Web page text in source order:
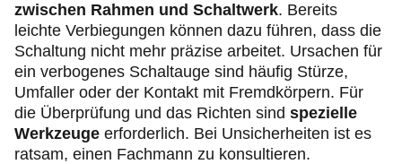
zwischen Rahmen und Schaltwerk. Bereits
leichte Verbiegungen können dazu führen, dass die
Schaltung nicht mehr präzise arbeitet. Ursachen für
ein verbogenes Schaltauge sind häufig Stürze,
Umfaller oder der Kontakt mit Fremdkörpern. Für
die Überprüfung und das Richten sind spezielle
Werkzeuge erforderlich. Bei Unsicherheiten ist es
ratsam, einen Fachmann zu konsultieren.